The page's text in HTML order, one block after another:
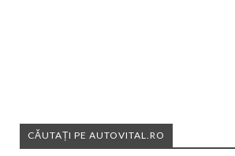
CĂUTAȚI PE AUTOVITAL.RO